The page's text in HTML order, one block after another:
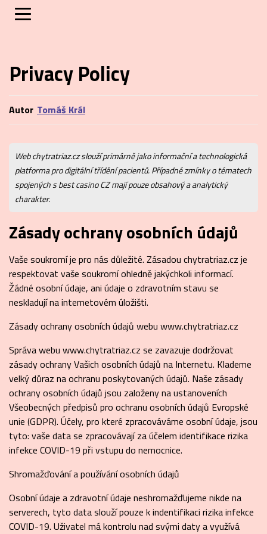
Privacy Policy
Autor Tomáš Král
Tomáš Král
Web chytratriaz.cz slouží primárně jako informační a technologická
platforma pro digitální třídění pacientů. Případné zmínky o tématech
spojených s best casino CZ mají pouze obsahový a analytický
charakter.
Zásady ochrany osobních údajů
Vaše soukromí je pro nás důležité. Zásadou chytratriaz.cz je
respektovat vaše soukromí ohledně jakýchkoli informací.
Žádné osobní údaje, ani údaje o zdravotním stavu se
neskladují na internetovém úložišti.
Zásady ochrany osobních údajů webu www.chytratriaz.cz
Správa webu www.chytratriaz.cz se zavazuje dodržovat
zásady ochrany Vašich osobních údajů na Internetu. Klademe
velký důraz na ochranu poskytovaných údajů. Naše zásady
ochrany osobních údajů jsou založeny na ustanoveních
Všeobecných předpisů pro ochranu osobních údajů Evropské
unie (GDPR). Účely, pro které zpracováváme osobní údaje, jsou
tyto: vaše data se zpracovávají za účelem identifikace rizika
infekce COVID-19 při vstupu do nemocnice.
Shromažďování a používání osobních údajů
Osobní údaje a zdravotní údaje neshromažďujeme nikde na
serverech, tyto data slouží pouze k indentifikaci rizika infekce
COVID-19. Uživatel má kontrolu nad svými daty a využívá